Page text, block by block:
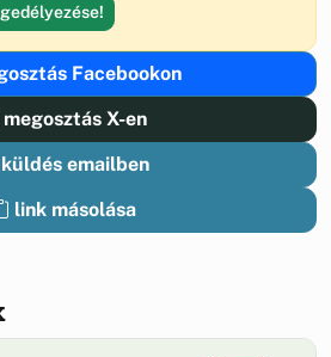
Facebookon
megosztás X-en
küldés emailben
link másolása